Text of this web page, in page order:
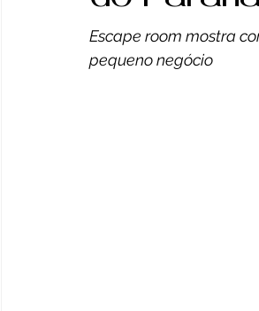
Atualidade
Escape room mostra
pequeno negócio